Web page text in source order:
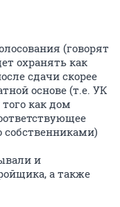
(говорят
охранять как
сдачи скорее
основе (т.е. УК
как дом
собственниками)
и
а также